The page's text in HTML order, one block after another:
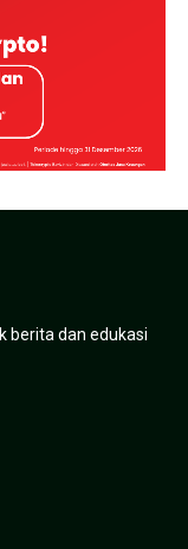
berita dan edukasi